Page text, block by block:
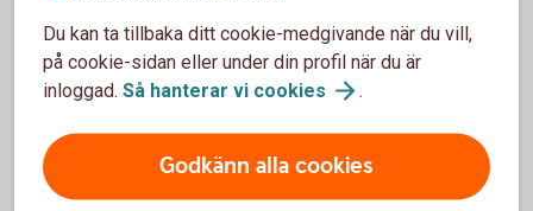
Spärra kortet
Förlorat ditt kort?
Du kan ta tillbaka ditt cookie-medgivande när du vill,
på cookie-sidan eller under din profil när du är
inloggad. Så hanterar vi cookies .
Godkänn alla cookies